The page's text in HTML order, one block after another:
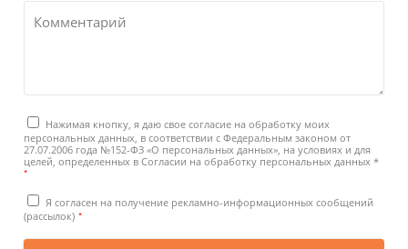
Комментарий
Нажимая кнопку, я даю свое согласие на обработку моих
персональных данных, в соответствии с Федеральным законом от
27.07.2006 года №152-ФЗ «О персональных данных», на условиях и для
целей, определенных в Согласии на обработку персональных данных *
*
Я согласен на получение рекламно-информационных сообщений
(рассылок) *